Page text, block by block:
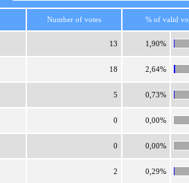
Number of votes % of valid
13 1,90%
18 2,64%
5 0,73%
0 0,00%
0 0,00%
2 0,29%